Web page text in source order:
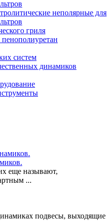
неполярные для
гриля
систем
динамиков
еще называют,
...
подвесы, выходящие